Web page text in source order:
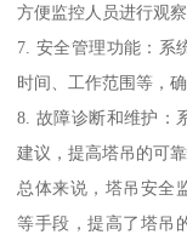
方便监控人员进行观察
7. 安全管理功能：系
时间、工作范围等，
8. 故障诊断和维护：
建议，提高塔吊的可
总体来说，塔吊安全
等手段，提高了塔吊